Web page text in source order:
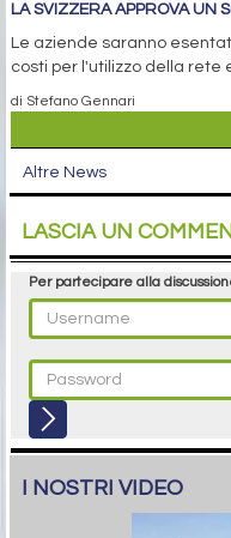
LA SVIZZERA APPROVA UN
Le aziende saranno
costi per l'utilizzo della rete
di Stefano Gennari
Altre News
LASCIA UN
Per partecipare alla
I NOSTRI VIDEO